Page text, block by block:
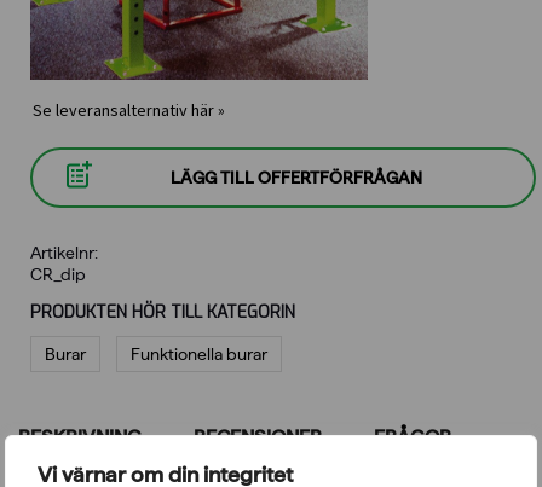
Vi värnar om din integritet
Se leveransalternativ här »
LÄGG TILL OFFERTFÖRFRÅGAN
Artikelnr:
CR_dip
PRODUKTEN HÖR TILL KATEGORIN
Burar Funktionella burar
BESKRIVNING RECENSIONER FRÅGOR